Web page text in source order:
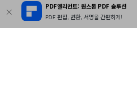
PDF엘리먼트: 원스톱 PDF 솔루션
PDF 편집, 변환, 서명을 간편하게!